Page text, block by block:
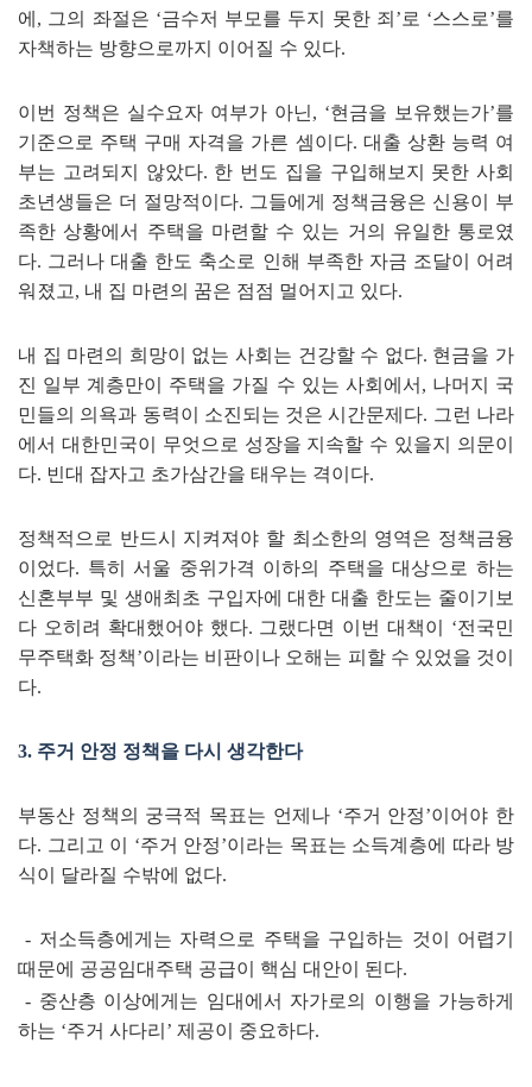
에 , 그의 좌절은 ‘금수저 부모를 두지 못한 죄 ’ 로 ‘스스로’를
자책하는 방향으로까지 이어질 수 있다.
이번 정책은 실수요자 여부가 아닌, ‘현금을 보유했는가’를
기준으로 주택 구매 자격을 가른 셈이다. 대출 상환 능력 여
부는 고려되지 않았다. 한 번도 집을 구입해보지 못한 사회
초년생들은 더 절망적이다. 그들에게 정책금융은 신용이 부
족한 상황에서 주택을 마련할 수 있는 거의 유일한 통로였
다. 그러나 대출 한도 축소로 인해 부족한 자금 조달이 어려
워졌고, 내 집 마련의 꿈은 점점 멀어지고 있다.
내 집 마련의 희망이 없는 사회는 건강할 수 없다. 현금을 가
진 일부 계층만이 주택을 가질 수 있는 사회에서 , 나머지 국
민들의 의욕과 동력이 소진되는 것은 시간문제다. 그런 나라
에서 대한민국이 무엇으로 성장을 지속할 수 있을지 의문이
다. 빈대 잡자고 초가삼간을 태우는 격이다.
정책적으로 반드시 지켜져야 할 최소한의 영역은 정책금융
이었다. 특히 서울 중위가격 이하의 주택을 대상으로 하는
신혼부부 및 생애최초 구입자에 대한 대출 한도는 줄이기보
다 오히려 확대했어야 했다. 그랬다면 이번 대책이 ‘전국민
무주택화 정책’이라는 비판이나 오해는 피할 수 있었을 것이
다.
3. 주거 안정 정책을 다시 생각한다
부동산 정책의 궁극적 목표는 언제나 ‘주거 안정’이어야 한
다. 그리고 이 ‘주거 안정’이라는 목표는 소득계층에 따라 방
식이 달라질 수밖에 없다.
- 저소득층에게는 자력으로 주택을 구입하는 것이 어렵기
때문에 공공임대주택 공급이 핵심 대안이 된다.
- 중산층 이상에게는 임대에서 자가로의 이행을 가능하게
하는 ‘주거 사다리 ’ 제공이 중요하다.